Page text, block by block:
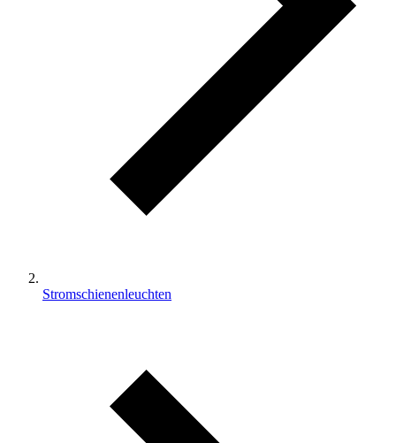
Stromschienenleuchten